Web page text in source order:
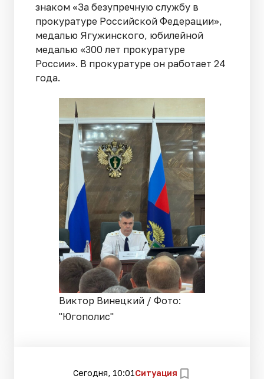
знаком «За безупречную службу в
прокуратуре Российской Федерации»,
медалью Ягужинского, юбилейной
медалью «300 лет прокуратуре
России». В прокуратуре он работает 24
года.
Виктор Винецкий / Фото:
"Югополис"
Сегодня, 10:01Ситуация